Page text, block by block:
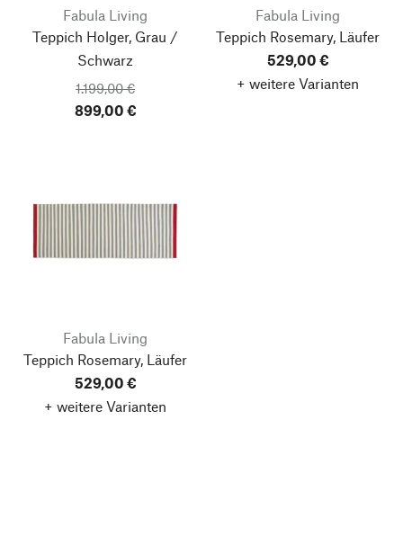
Fabula Living
Teppich Holger, Grau /
Schwarz
1.199,00 €
899,00 €
Fabula Living
Teppich Rosemary, Läufer
529,00 €
+ weitere Varianten
Fabula Living
Teppich Rosemary, Läufer
529,00 €
+ weitere Varianten